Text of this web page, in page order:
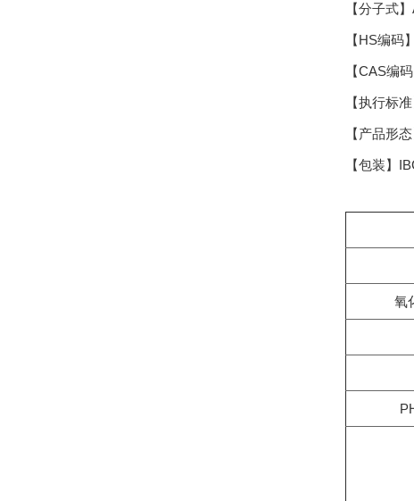
【分子式
【HS编码
【CAS编
【执行标
【产品形
【包装】
氧